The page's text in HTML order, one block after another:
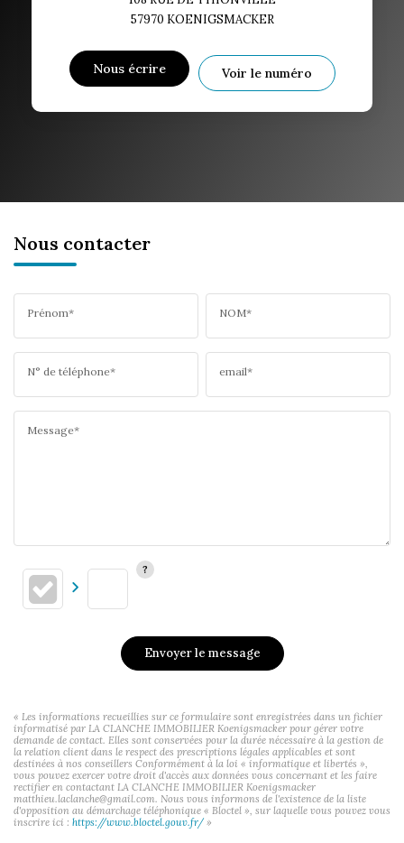
57970 KOENIGSMACKER
Nous écrire Voir le numéro
Nous contacter
Prénom* NOM*
N° de téléphone* email*
Message*
Envoyer le message
« Les informations recueillies sur ce formulaire sont enregistrées dans un fichier
informatisé par LA CLANCHE IMMOBILIER Koenigsmacker pour gérer votre
demande de contact. Elles sont conservées pour la durée nécessaire à la gestion de
la relation client dans le respect des prescriptions légales applicables et sont
destinées à nos conseillers Conformément à la loi « informatique et libertés »,
vous pouvez exercer votre droit d'accès aux données vous concernant et les faire
rectifier en contactant LA CLANCHE IMMOBILIER Koenigsmacker
matthieu.laclanche@gmail.com. Nous vous informons de l'existence de la liste
d'opposition au démarchage téléphonique « Bloctel », sur laquelle vous pouvez vous
inscrire ici : https://www.bloctel.gouv.fr/»